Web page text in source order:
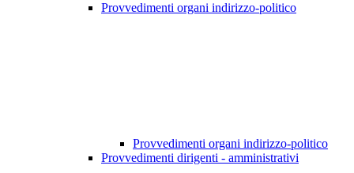
Provvedimenti organi indirizzo-politico
Provvedimenti organi indirizzo-politico
Provvedimenti dirigenti - amministrativi